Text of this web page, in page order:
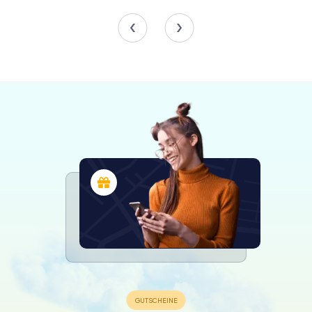
Schnitzeljagden in Chioggia
erkundet Chioggia auf spannende und
Touren
Das Innere von Santi Pietro e Paolo
Beim Betreten wird der rechteckige Grundriss der Kirche
deutlich. Mit einer Breite von 7 Metern, einer Länge von 15
Metern und einer Höhe von 12 Metern an der